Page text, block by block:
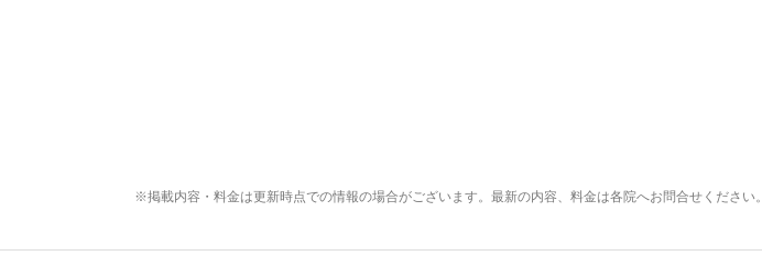
※掲載内容・料金は更新時点での情報の場合がございます。最新の内容、料金は各院へお問合せください。